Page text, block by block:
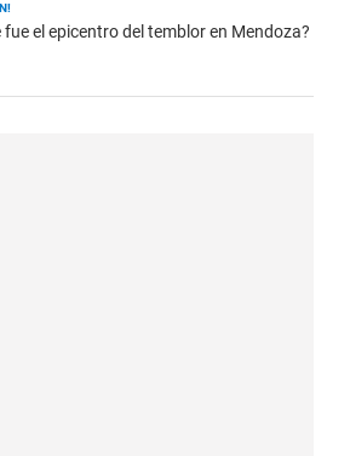
fue el epicentro del temblor en Mendoza?